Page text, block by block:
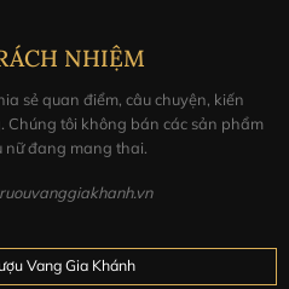
NHIỆM
sẻ quan điểm, câu chuyện, kiến
Chúng tôi không bán các sản phẩm
nữ đang mang thai.
Vang Gia Khánh